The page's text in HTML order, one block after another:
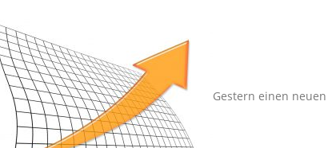
Gestern einen neuen